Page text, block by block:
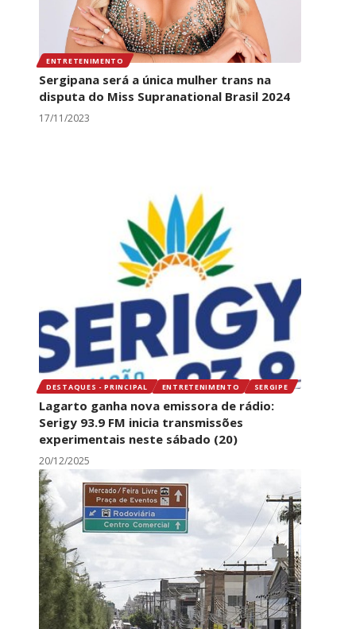
ENTRETENIMENTO
Sergipana será a única mulher trans na
disputa do Miss Supranational Brasil 2024
17/11/2023
DESTAQUES - PRINCIPAL ENTRETENIMENTO SERGIPE
Lagarto ganha nova emissora de rádio:
Serigy 93.9 FM inicia transmissões
experimentais neste sábado (20)
20/12/2025